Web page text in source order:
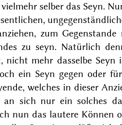
selber das Seyn.
zum
zu seyn. Natürlich
nicht mehr dasselbe
ein Seyn gegen oder
welches in dieser
an sich nur ein solches
nun das lautere